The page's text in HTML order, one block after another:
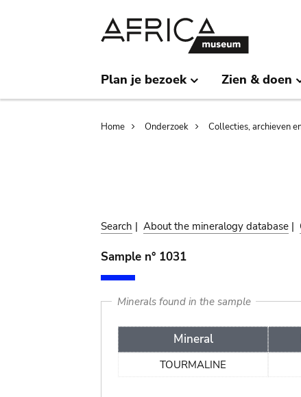
Plan je bezoek Zien & doen
Breadcrumb
Home Onderzoek Collecties, archieven
Search | About the mineralogy database |
Sample n° 1031
Minerals found in the sample
Mineral
TOURMALINE